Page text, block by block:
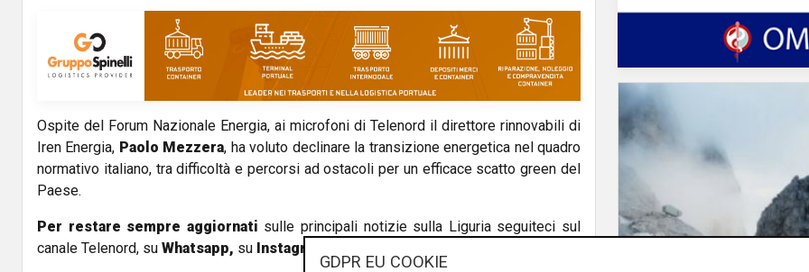
Ospite del Forum Nazionale Energia, ai microfoni di Telenord il direttore rinnovabili di
Iren Energia, Paolo Mezzera, ha voluto declinare la transizione energetica nel quadro
normativo italiano, tra difficoltà e percorsi ad ostacoli per un efficace scatto green del
Paese.
Per restare sempre aggiornati sulle principali notizie sulla Liguria seguiteci sul
canale Telenord, su Whatsapp, su Instagram
GDPR EU COOKIE